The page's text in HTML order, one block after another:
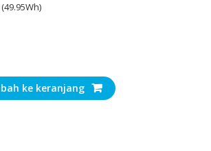
ke keranjang